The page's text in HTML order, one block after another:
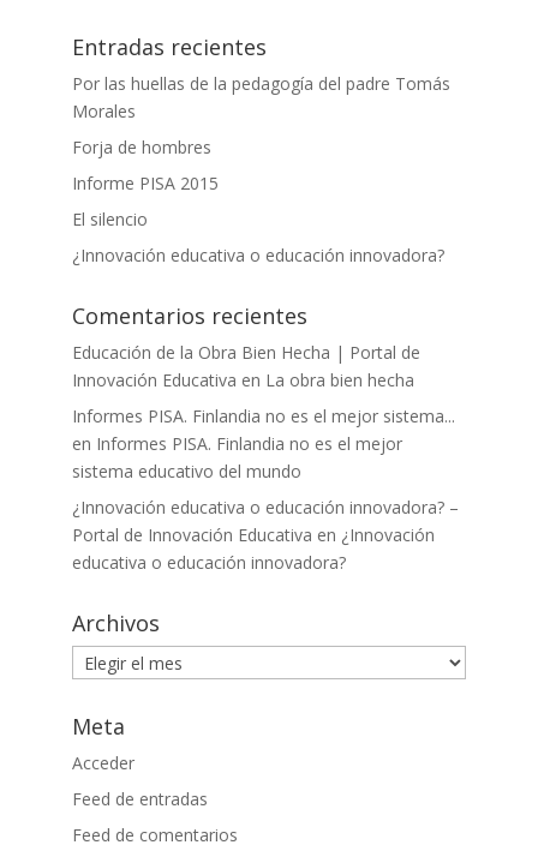
Entradas recientes
Por las huellas de la pedagogía del padre Tomás
Morales
Forja de hombres
Informe PISA 2015
El silencio
¿Innovación educativa o educación innovadora?
Comentarios recientes
Educación de la Obra Bien Hecha | Portal de
Innovación Educativa en La obra bien hecha
Informes PISA. Finlandia no es el mejor sistema...
en Informes PISA. Finlandia no es el mejor
sistema educativo del mundo
¿Innovación educativa o educación innovadora? –
Portal de Innovación Educativa en ¿Innovación
educativa o educación innovadora?
Archivos
Archivos
Meta
Acceder
Feed de entradas
Feed de comentarios